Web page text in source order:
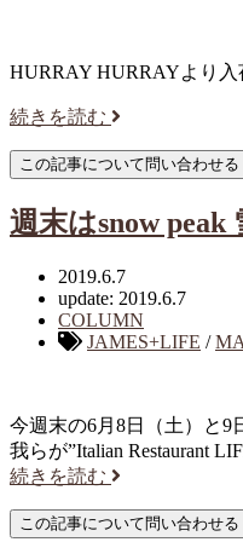
HURRAY HURRAYより
続きを読む
週末はsnow peak
2019.6.7
update: 2019.6.7
COLUMN
JAMES+LIFE /
今週末の6月8日（土）と9
我らが”Italian Restaurant
続きを読む